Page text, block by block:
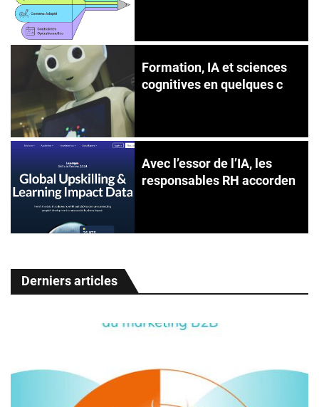
Formation, IA et sciences
cognitives en quelques c
Avec l’essor de l’IA, les
responsables RH accorden
Derniers articles